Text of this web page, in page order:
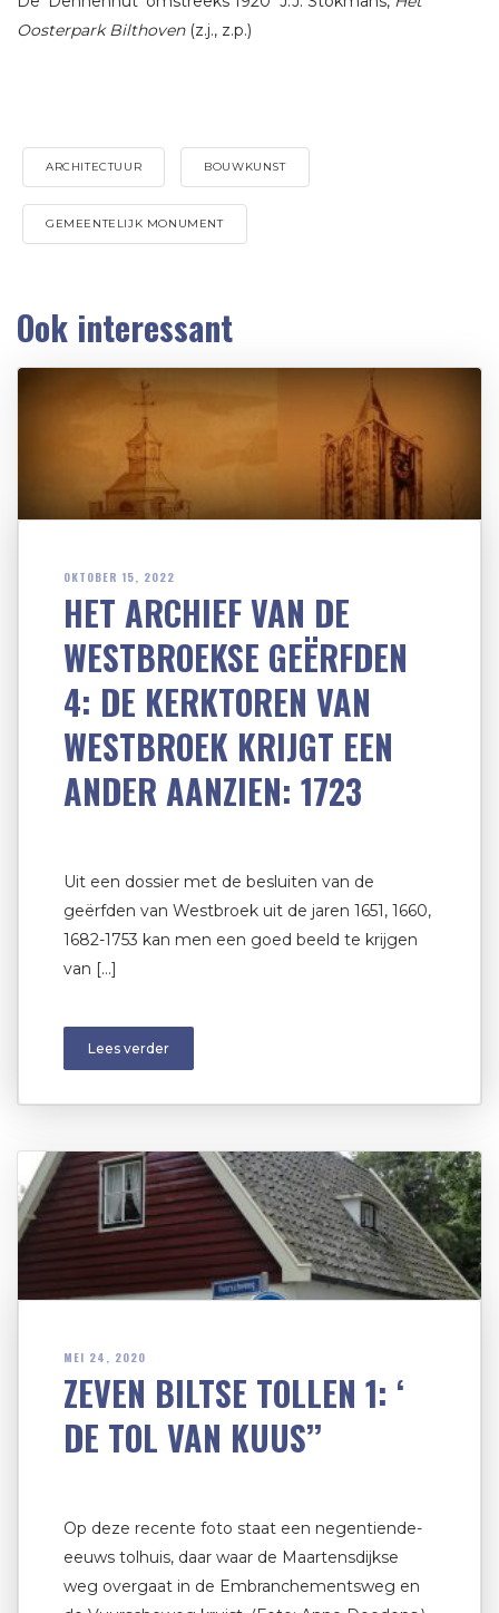
Oosterpark Bilthoven(z.j., z.p.)
ARCHITECTUUR BOUWKUNST
GEMEENTELIJK MONUMENT
Ook interessant
OKTOBER 15, 2022
HET ARCHIEF VAN DE
WESTBROEKSE GEËRFDEN
4: DE KERKTOREN VAN
WESTBROEK KRIJGT EEN
ANDER AANZIEN: 1723
Uit een dossier met de besluiten van de
geërfden van Westbroek uit de jaren 1651, 1660,
1682-1753 kan men een goed beeld te krijgen
van […]
Lees verder
MEI 24, 2020
ZEVEN BILTSE TOLLEN 1: ‘
DE TOL VAN KUUS’’
Op deze recente foto staat een negentiende-
eeuws tolhuis, daar waar de Maartensdijkse
weg overgaat in de Embranchementsweg en